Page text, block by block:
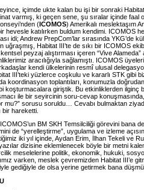
içimde ukte kalan bu işi bir sonraki
varmış, ki geçen sene, şu sıralar içinde faal
(ICOMOS) Amerikalı meslektaşım
hevesle katılırken buldum kendimi. ICOMOS
idi; Andrew PrepCom’lar sırasında YKG’de
uğraşmış, Habitat III’te de sıkı bir ICOMOS
peyzaj alıştırması içeren “Vive Alameda”
aracılığıyla sağlamıştı. ICOMOS
kendi ülkelerinin resmî ulusal
III’teki yüzlerce coşkulu ve kararlı STK gibi
koordinasyon toplantıları, konumuzla
koşturmacalara giriştik. Bu etkinliklerden ilginç
ile bir seyircinin soru-cevap konuşmasında,
mu?” sorusu soruldu… Cevabı bulmaktan
hareketti.
BM SKH Temsilciliği görevini bana
de “yerelleştirme”, uygulama ve izleme
iki yıl içinde, Aydan Erim, İlhan Tekeli ve
dizisine eklemlenecek böyle bir metni
meselelerine politik, ekonomik, hukuki,
varken, meslek çevremizden Habitat III’e
gediğiyle de olsa yerine getirmek bana